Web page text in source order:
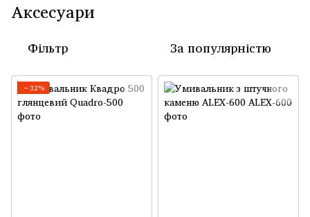
Аксесуари
Фільтр За популярністю
−32%